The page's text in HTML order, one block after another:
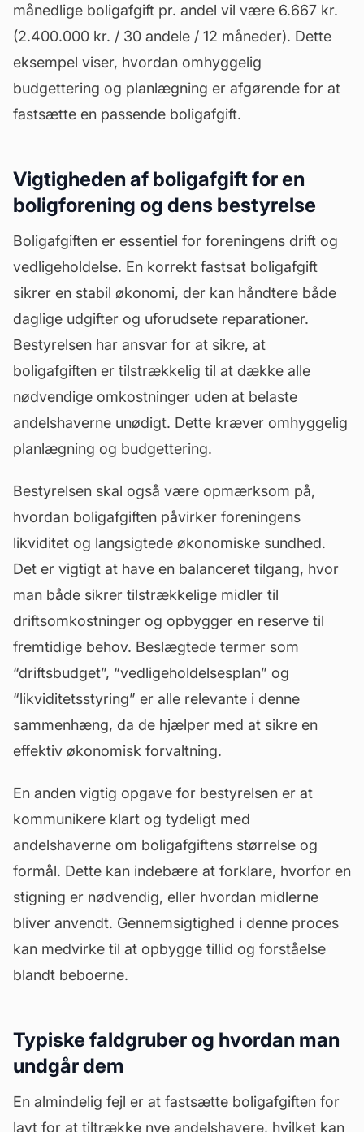
månedlige boligafgift pr. andel vil være 6.667 kr.
(2.400.000 kr. / 30 andele / 12 måneder). Dette
eksempel viser, hvordan omhyggelig
budgettering og planlægning er afgørende for at
fastsætte en passende boligafgift.
Vigtigheden af boligafgift for en
boligforening og dens bestyrelse
Boligafgiften er essentiel for foreningens drift og
vedligeholdelse. En korrekt fastsat boligafgift
sikrer en stabil økonomi, der kan håndtere både
daglige udgifter og uforudsete reparationer.
Bestyrelsen har ansvar for at sikre, at
boligafgiften er tilstrækkelig til at dække alle
nødvendige omkostninger uden at belaste
andelshaverne unødigt. Dette kræver omhyggelig
planlægning og budgettering.
Bestyrelsen skal også være opmærksom på,
hvordan boligafgiften påvirker foreningens
likviditet og langsigtede økonomiske sundhed.
Det er vigtigt at have en balanceret tilgang, hvor
man både sikrer tilstrækkelige midler til
driftsomkostninger og opbygger en reserve til
fremtidige behov. Beslægtede termer som
“driftsbudget”, “vedligeholdelsesplan” og
“likviditetsstyring” er alle relevante i denne
sammenhæng, da de hjælper med at sikre en
effektiv økonomisk forvaltning.
En anden vigtig opgave for bestyrelsen er at
kommunikere klart og tydeligt med
andelshaverne om boligafgiftens størrelse og
formål. Dette kan indebære at forklare, hvorfor en
stigning er nødvendig, eller hvordan midlerne
bliver anvendt. Gennemsigtighed i denne proces
kan medvirke til at opbygge tillid og forståelse
blandt beboerne.
Typiske faldgruber og hvordan man
undgår dem
En almindelig fejl er at fastsætte boligafgiften for
lavt for at tiltrække nye andelshavere, hvilket kan